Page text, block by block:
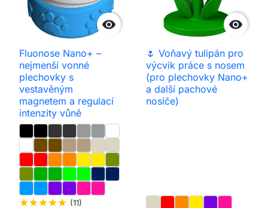

Fluonose Nano+ –
nejmenší vonné
plechovky s
vestavěným
magnetem a regulací
intenzity vůně
starstarstarstarstar (11)

🌷 Voňavý tulipán pro
výcvik práce s nosem
(pro plechovky Nano+
a další pachové
nosiče)